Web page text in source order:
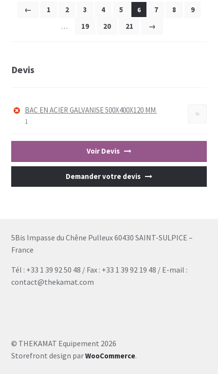
← 1 2 3 4 5 6 7 8 9
… 19 20 21 →
Devis
BAC EN ACIER GALVANISE 500X400X120 MM
1
Voir Devis
Demander votre devis
5Bis Impasse du Chêne Pulleux 60430 SAINT-SULPICE –
France
Tél : +33 1 39 92 50 48 / Fax : +33 1 39 92 19 48 / E-mail :
contact@thekamat.com
© THEKAMAT Equipement 2026
Storefront design parWooCommerce.